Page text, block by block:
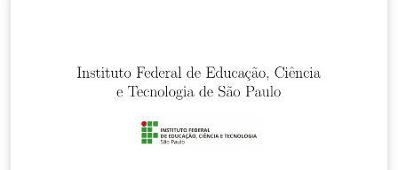
editorial board of the journal invites researchers,
professionals, undergraduate and graduate students
to share their experiences with the scientific and
academic community through our electronic journal.